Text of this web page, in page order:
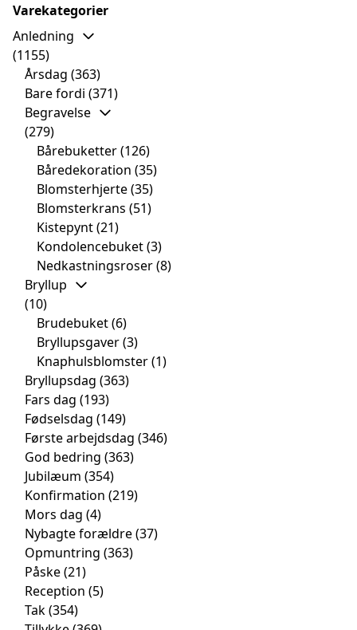
Varekategorier
Anledning
(1155)
Årsdag (363)
Bare fordi (371)
Begravelse
(279)
Bårebuketter(126)
Båredekoration (35)
Blomsterhjerte(35)
Blomsterkrans (51)
Kistepynt(21)
Kondolencebuket(3)
Nedkastningsroser(8)
Bryllup
(10)
Brudebuket(6)
Bryllupsgaver(3)
Knaphulsblomster(1)
Bryllupsdag (363)
Fars dag (193)
Fødselsdag (149)
Første arbejdsdag (346)
God bedring (363)
Jubilæum (354)
Konfirmation (219)
Mors dag (4)
Nybagte forældre(37)
Opmuntring (363)
Påske(21)
Reception (5)
Tak(354)